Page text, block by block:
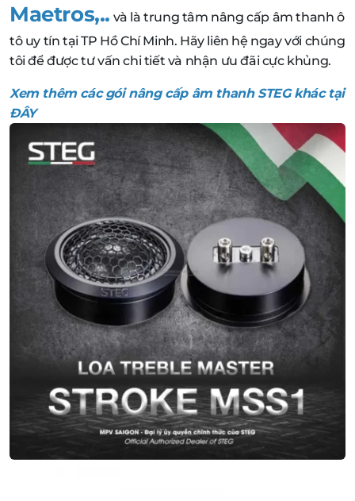
Maetros,.. và là trung tâm nâng cấp âm thanh ô
tô uy tín tại TP Hồ Chí Minh. Hãy liên hệ ngay với chúng
tôi để được tư vấn chi tiết và nhận ưu đãi cực khủng.
Xem thêm các gói nâng cấp âm thanh STEG khác tại
ĐÂY